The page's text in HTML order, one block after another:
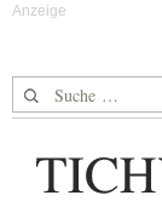
Suche nach: